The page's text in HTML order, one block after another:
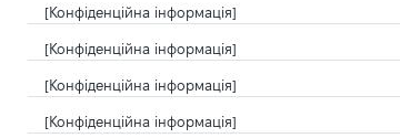
[Конфіденційна інформація]
[Конфіденційна інформація]
[Конфіденційна інформація]
[Конфіденційна інформація]